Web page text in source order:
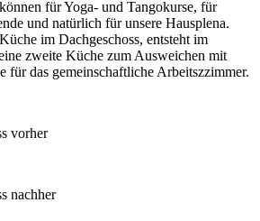
für Yoga- und Tangokurse, für
und natürlich für unsere Hausplena.
im Dachgeschoss, entsteht im
zweite Küche zum Ausweichen mit
für das gemeinschaftliche Arbeitszzimmer.
vorher
nachher